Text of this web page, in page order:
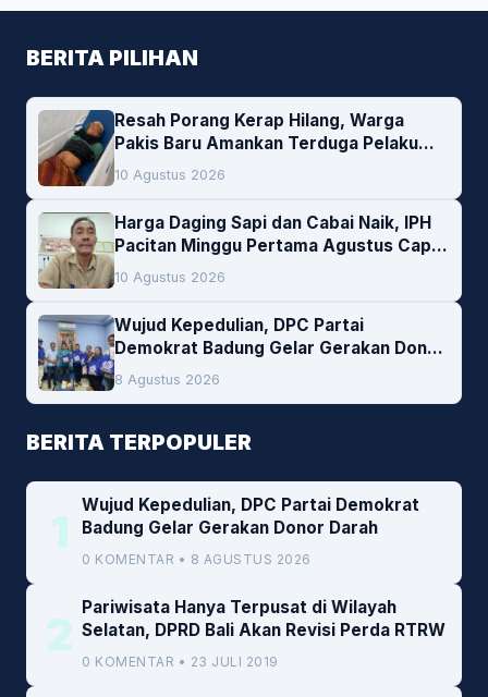
BERITA PILIHAN
Resah Porang Kerap Hilang, Warga
Pakis Baru Amankan Terduga Pelaku
Pencurian
10 Agustus 2026
Harga Daging Sapi dan Cabai Naik, IPH
Pacitan Minggu Pertama Agustus Capai
1,66 Persen. Ini Penjelasan Kabag Ayub
10 Agustus 2026
Wujud Kepedulian, DPC Partai
Demokrat Badung Gelar Gerakan Donor
Darah
8 Agustus 2026
BERITA TERPOPULER
1
Wujud Kepedulian, DPC Partai Demokrat
Badung Gelar Gerakan Donor Darah
0 KOMENTAR • 8 AGUSTUS 2026
2
Pariwisata Hanya Terpusat di Wilayah
Selatan, DPRD Bali Akan Revisi Perda RTRW
0 KOMENTAR • 23 JULI 2019